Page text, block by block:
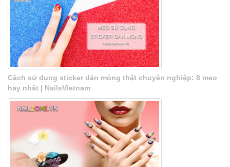
Cách sử dụng sticker dán móng thật chuyên nghiệp: 8 mẹo
hay nhất | NailsVietnam